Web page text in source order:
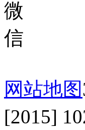
网站地图
[2015]